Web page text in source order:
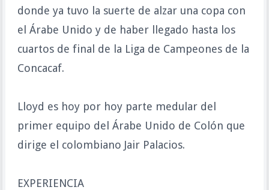
donde ya tuvo la suerte de alzar una copa con
el Árabe Unido y de haber llegado hasta los
cuartos de final de la Liga de Campeones de la
Concacaf.
Lloyd es hoy por hoy parte medular del
primer equipo del Árabe Unido de Colón que
dirige el colombiano Jair Palacios.
EXPERIENCIA